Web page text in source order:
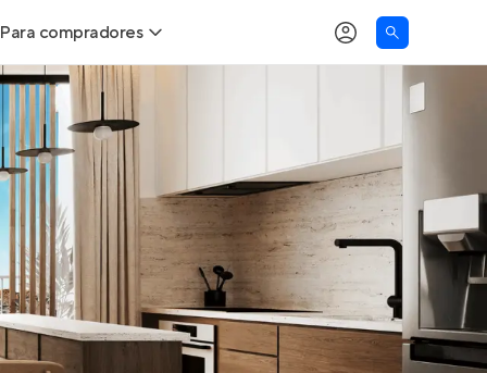
Para compradores
Buscar um imóvel novo
Calcule seu Poder de Compra
Comprar x Alugar
Correção do INCC
Simulador de Financiamento